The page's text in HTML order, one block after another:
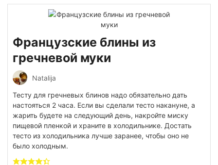
Французские блины из
гречневой муки
Natalija
Тесту для гречневых блинов надо обязательно дать
настояться 2 часа. Если вы сделали тесто накануне, а
жарить будете на следующий день, накройте миску
пищевой пленкой и храните в холодильнике. Достать
тесто из холодильника лучше заранее, чтобы оно не
было холодным.